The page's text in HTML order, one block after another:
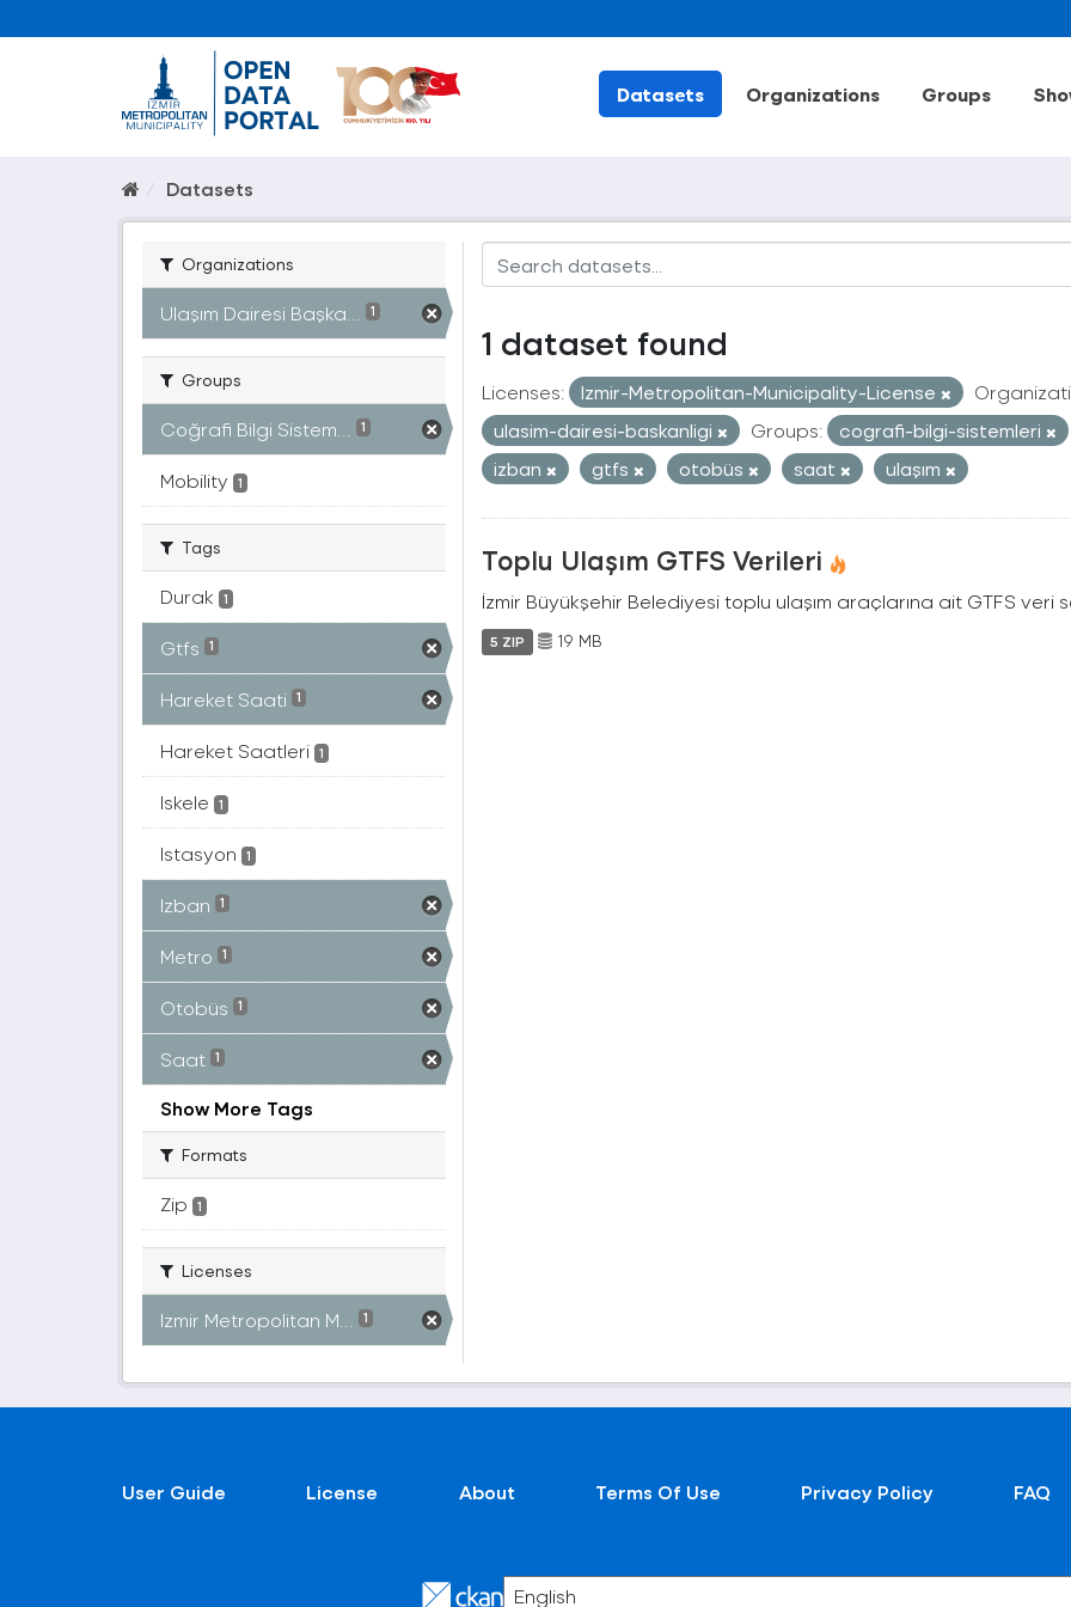
Datasets Organizations Groups
Datasets
Organizations
Ulaşım Dairesi Başka... 1
Groups
Coğrafi Bilgi Sistem... 1
Mobility 1
Tags
Durak 1
Gtfs 1
Hareket Saati 1
Hareket Saatleri 1
Iskele 1
Istasyon 1
Izban 1
Metro 1
Otobüs 1
Saat 1
Show More Tags
Formats
Zip 1
Licenses
Izmir Metropolitan M... 1
1 dataset found
Licenses: Izmir-Metropolitan-Municipality-License
ulasim-dairesi-baskanligi
Groups: cografi-bilgi-sistemleri
izban
gtfs otobüs saat ulaşım
Toplu Ulaşım GTFS Verileri
İzmir Büyükşehir Belediyesi toplu ulaşım araçlarına ait GTFS veri
5 ZIP 19 MB
User Guide License About Terms Of Use Privacy Policy FAQ